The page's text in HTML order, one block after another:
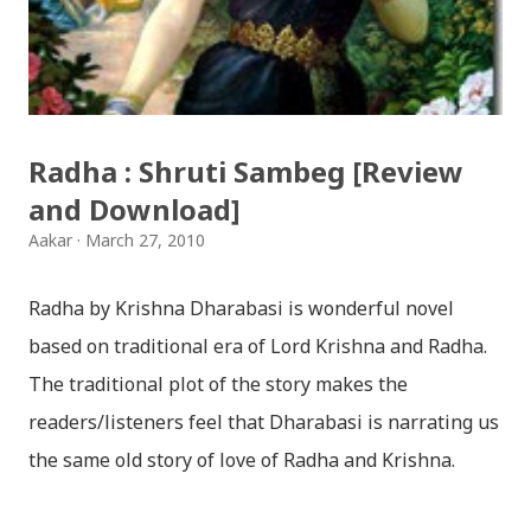
छोडिदेउ Download: रातो र चन्द्र सुर्य / raato ra chandra
surya (रचनाकार: गोपाल प्रसाद रिमाल, गायक: फत्तेमान, संगीत:
अम्बर गुरुङ) Download: सयथरि बाजा एउटै ताल / saya thari
मरेपनि मेरो देश बाँचिराखोस / ma marepan...
Radha : Shruti Sambeg [Review
and Download]
Aakar March 27, 2010
Radha by Krishna Dharabasi is wonderful novel
based on traditional era of Lord Krishna and Radha.
The traditional plot of the story makes the
readers/listeners feel that Dharabasi is narrating us
the same old story of love of Radha and Krishna.